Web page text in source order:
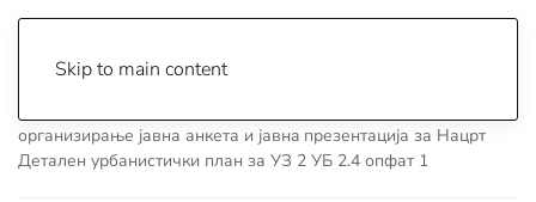
Skip to main content
организирање јавна анкета и јавнa презентација за Нацрт
Детален урбанистички план за УЗ 2 УБ 2.4 опфат 1